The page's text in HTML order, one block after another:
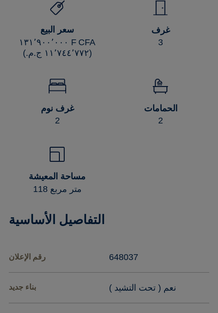
سعر البيع
‏١٣١٬٩٠٠٬٠٠٠ F CFA
(‏١١٬٧٤٤٬٧٧٢ ج.م.‏)
غرف
3
غرف نوم
2
الحمامات
2
مساحة المعيشة
118 متر مربع
التفاصيل الأساسية
رقم الإعلان 648037
بناء جديد نعم ( تحت التشيد )